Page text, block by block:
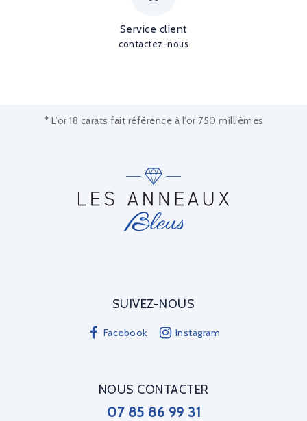
Service client
contactez-nous
* L'or 18 carats fait référence à l'or 750 millièmes
SUIVEZ-NOUS
Facebook Instagram
NOUS CONTACTER
07 85 86 99 31